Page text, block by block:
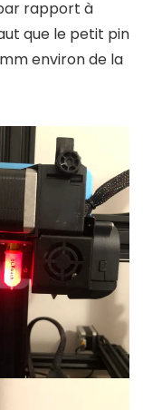
rapport à
que le petit pin
environ de la